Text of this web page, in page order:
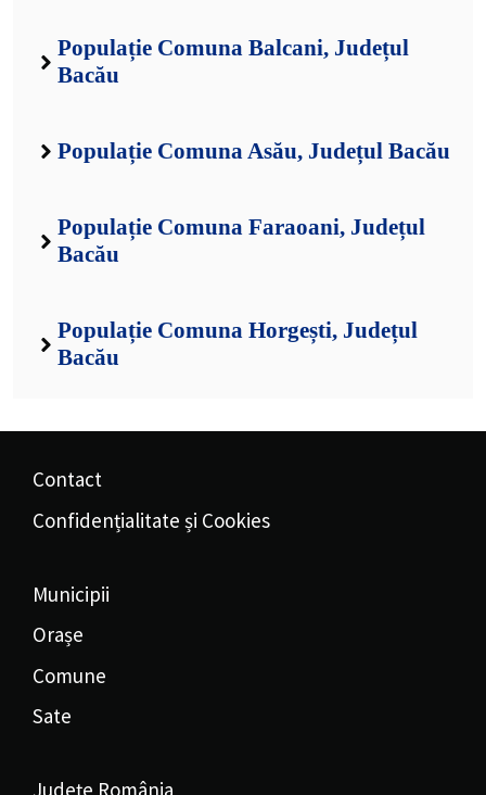
Populație Comuna Balcani, Județul
Bacău
Populație Comuna Asău, Județul Bacău
Populație Comuna Faraoani, Județul
Bacău
Populație Comuna Horgești, Județul
Bacău
Contact
Confidențialitate și Cookies
Municipii
Orașe
Comune
Sate